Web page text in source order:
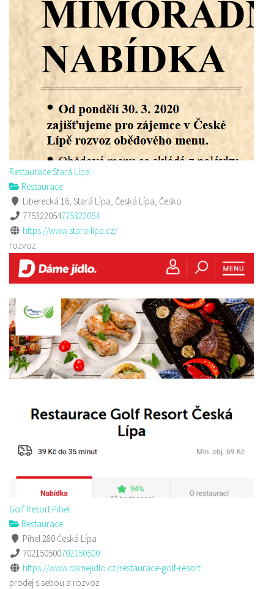
Restaurace Stará Lípa
Restaurace
Liberecká 16, Stará Lípa, Česká Lípa, Česko
775322054775322054
https://www.stara-lipa.cz/
rozvoz
Golf Resort Pihel
Restaurace
Pihel 280 Česká Lípa
702150500702150500
https://www.damejidlo.cz/restaurace-golf-resort...
prodej s sebou a rozvoz